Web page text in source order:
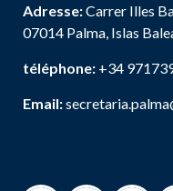
Adresse:Carrer Illes
07014 Palma, Islas
téléphone: +34
Email: